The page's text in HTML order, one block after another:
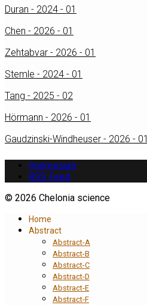
Duran - 2024 - 01
Chen - 2026 - 01
Zehtabvar - 2026 - 01
Stemle - 2024 - 01
Tang - 2025 - 02
Hörmann - 2026 - 01
Gaudzinski-Windheuser - 2026 - 01
Impressum
RSS Feed
© 2026 Chelonia science
Home
Abstract
Abstract-A
Abstract-B
Abstract-C
Abstract-D
Abstract-E
Abstract-F